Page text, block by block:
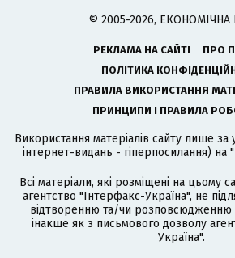
© 2005-2026, ЕКОНОМІЧНА
РЕКЛАМА НА САЙТІ
ПРО
ПОЛІТИКА
ПРАВИЛА ВИКОРИСТАННЯ
ПРИНЦИПИ І ПРАВИЛА
Використання матеріалів сайту лише
інтернет-видань - гіперпосилання) на
Всі матеріали, які розміщені на цьому
агентство "Інтерфакс-Україна", не
відтворенню та/чи розповсюдженню
інакше як з письмового дозволу
Україна".